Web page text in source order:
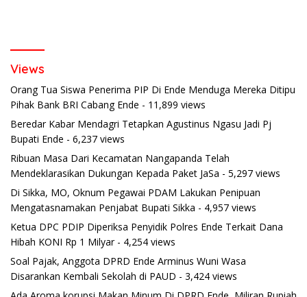
Views
Orang Tua Siswa Penerima PIP Di Ende Menduga Mereka Ditipu
Pihak Bank BRI Cabang Ende - 11,899 views
Beredar Kabar Mendagri Tetapkan Agustinus Ngasu Jadi Pj
Bupati Ende - 6,237 views
Ribuan Masa Dari Kecamatan Nangapanda Telah
Mendeklarasikan Dukungan Kepada Paket JaSa - 5,297 views
Di Sikka, MO, Oknum Pegawai PDAM Lakukan Penipuan
Mengatasnamakan Penjabat Bupati Sikka - 4,957 views
Ketua DPC PDIP Diperiksa Penyidik Polres Ende Terkait Dana
Hibah KONI Rp 1 Milyar- 4,254 views
Soal Pajak, Anggota DPRD Ende Arminus Wuni Wasa
Disarankan Kembali Sekolah di PAUD - 3,424 views